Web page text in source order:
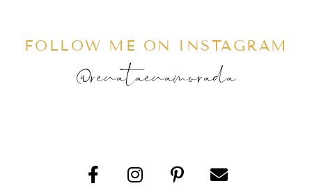
FOLLOW ME ON INSTAGRAM
@renataenamorada